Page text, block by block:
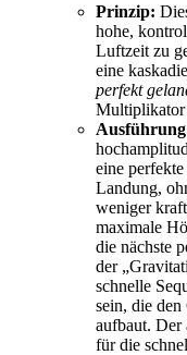
Prinzip:
hohe,
Luftzeit zu
eine
perfekt
Multiplikator
eine
Landung,
weniger
maximale
die nächste
der
schnelle
sein, die
aufbaut. Der
für die